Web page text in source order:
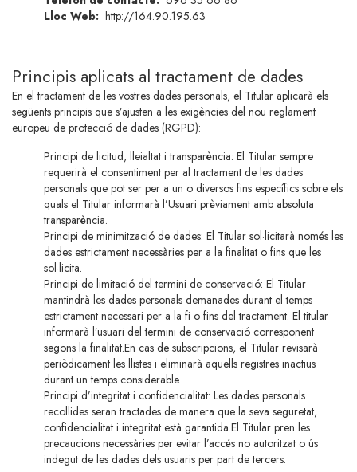
Lloc Web: http://164.90.195.63
Principis aplicats al tractament de dades
En el tractament de les vostres dades personals, el Titular aplicarà els
següents principis que s’ajusten a les exigències del nou reglament
europeu de protecció de dades (RGPD):
Principi de licitud, lleialtat i transparència: El Titular sempre
requerirà el consentiment per al tractament de les dades
personals que pot ser per a un o diversos fins específics sobre els
quals el Titular informarà l’Usuari prèviament amb absoluta
transparència.
Principi de minimització de dades: El Titular sol·licitarà només les
dades estrictament necessàries per a la finalitat o fins que les
sol·licita.
Principi de limitació del termini de conservació: El Titular
mantindrà les dades personals demanades durant el temps
estrictament necessari per a la fi o fins del tractament. El titular
informarà l’usuari del termini de conservació corresponent
segons la finalitat.En cas de subscripcions, el Titular revisarà
periòdicament les llistes i eliminarà aquells registres inactius
durant un temps considerable.
Principi d’integritat i confidencialitat: Les dades personals
recollides seran tractades de manera que la seva seguretat,
confidencialitat i integritat està garantida.El Titular pren les
precaucions necessàries per evitar l’accés no autoritzat o ús
indegut de les dades dels usuaris per part de tercers.